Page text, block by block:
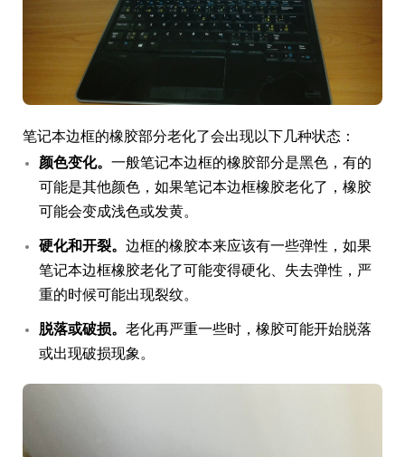
笔记本边框的橡胶部分老化了会出现以下几种状态：
颜色变化。 一般笔记本边框的橡胶部分是黑色，有的
可能是其他颜色，如果笔记本边框橡胶老化了，橡胶
可能会变成浅色或发黄。
硬化和开裂。 边框的橡胶本来应该有一些弹性，如果
笔记本边框橡胶老化了可能变得硬化、失去弹性，严
重的时候可能出现裂纹。
脱落或破损。 老化再严重一些时，橡胶可能开始脱落
或出现破损现象。